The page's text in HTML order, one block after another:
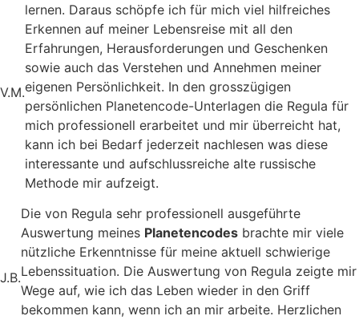
V.M.
lernen. Daraus schöpfe ich für mich viel hilfreiches
Erkennen auf meiner Lebensreise mit all den
Erfahrungen, Herausforderungen und Geschenken
sowie auch das Verstehen und Annehmen meiner
eigenen Persönlichkeit. In den grosszügigen
persönlichen Planetencode-Unterlagen die Regula für
mich professionell erarbeitet und mir überreicht hat,
kann ich bei Bedarf jederzeit nachlesen was diese
interessante und aufschlussreiche alte russische
Methode mir aufzeigt.
J.B.
Die von Regula sehr professionell ausgeführte
Auswertung meines Planetencodes brachte mir viele
nützliche Erkenntnisse für meine aktuell schwierige
Lebenssituation. Die Auswertung von Regula zeigte mir
Wege auf, wie ich das Leben wieder in den Griff
bekommen kann, wenn ich an mir arbeite. Herzlichen